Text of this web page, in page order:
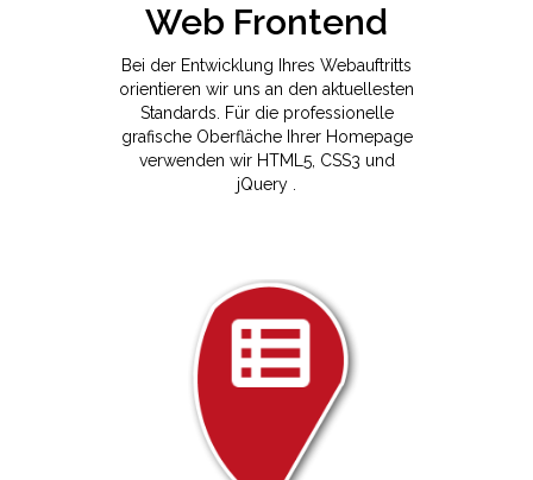
Web Frontend
Bei der Entwicklung Ihres Webauftritts
orientieren wir uns an den aktuellesten
Standards. Für die professionelle
grafische Oberfläche Ihrer Homepage
verwenden wir HTML5, CSS3 und
jQuery .